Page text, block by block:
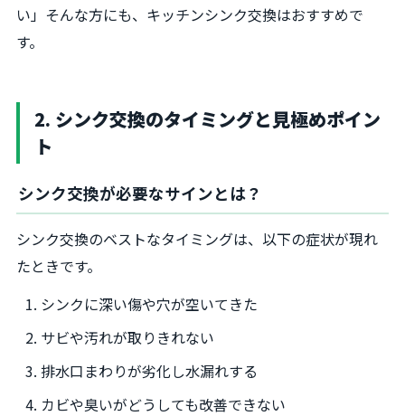
い」そんな方にも、キッチンシンク交換はおすすめで
す。
2. シンク交換のタイミングと見極めポイン
ト
シンク交換が必要なサインとは？
シンク交換のベストなタイミングは、以下の症状が現れ
たときです。
シンクに深い傷や穴が空いてきた
サビや汚れが取りきれない
排水口まわりが劣化し水漏れする
カビや臭いがどうしても改善できない